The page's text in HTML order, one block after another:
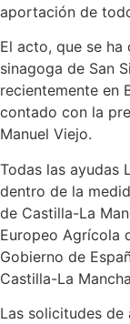
aportación de
El acto, que se
sinagoga de San
recientemente en
contado con la
Manuel Viejo.
Todas las ayudas
dentro de la
de Castilla-La
Europeo Agrícola
Gobierno de
Castilla-La
Las solicitudes